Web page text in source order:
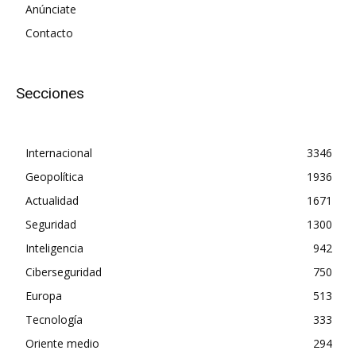
Anúnciate
Contacto
Secciones
Internacional
3346
Geopolítica
1936
Actualidad
1671
Seguridad
1300
Inteligencia
942
Ciberseguridad
750
Europa
513
Tecnología
333
Oriente medio
294